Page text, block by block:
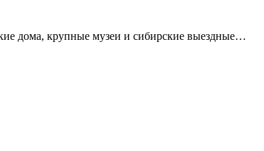
дома, крупные музеи и сибирские выездные…